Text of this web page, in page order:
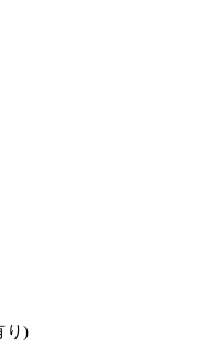
り)